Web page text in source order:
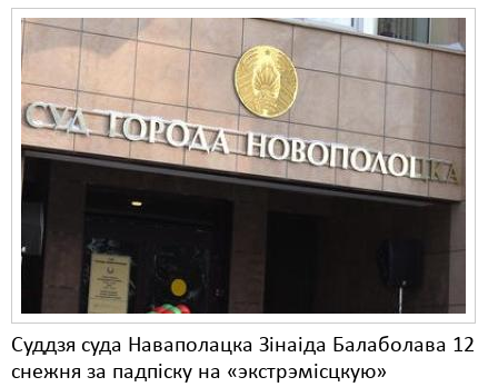
Суддзя суда Наваполацка Зінаіда Балаболава 12
снежня за падпіску на «экстрэмісцкую»